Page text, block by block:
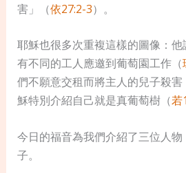
害」（依27:2-3）。
耶穌也很多次重複這樣的圖像：他
有不同的工人應邀到葡萄園工作（
們不願意交租而將主人的兒子殺害
穌特別介紹自己就是真葡萄樹（若
今日的福音為我們介紹了三位人
子。